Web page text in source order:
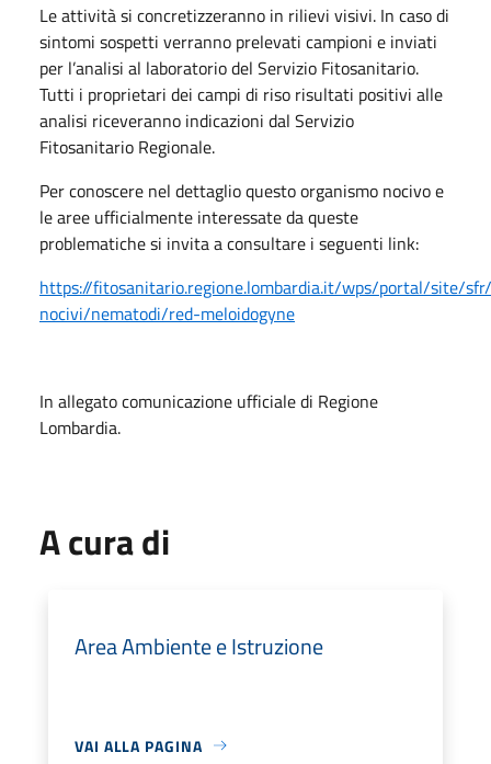
Le attività si concretizzeranno in rilievi visivi. In caso di
sintomi sospetti verranno prelevati campioni e inviati
per l’analisi al laboratorio del Servizio Fitosanitario.
Tutti i proprietari dei campi di riso risultati positivi alle
analisi riceveranno indicazioni dal Servizio
Fitosanitario Regionale.
Per conoscere nel dettaglio questo organismo nocivo e
le aree ufficialmente interessate da queste
problematiche si invita a consultare i seguenti link:
https://fitosanitario.regione.lombardia.it/wps/portal/site/
nocivi/nematodi/red-meloidogyne
In allegato comunicazione ufficiale di Regione
Lombardia.
A cura di
Area Ambiente e Istruzione
VAI ALLA PAGINA